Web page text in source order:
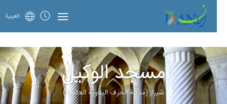
العربية
مسجد الوكيل
شيراز (مدينة الحرف الیدویة العالمية)